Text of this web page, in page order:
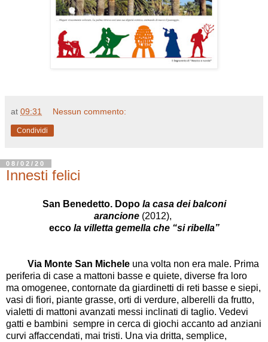
at 09:31 Nessun commento:
Condividi
08/02/20
Innesti felici
San Benedetto. Dopo la casa dei balconi
arancione (2012),
ecco la villetta gemella che “si ribella”
Via Monte San Michele una volta non era male. Prima
periferia di case a mattoni basse e quiete, diverse fra loro
ma omogenee, contornate da giardinetti di reti basse e siepi,
vasi di fiori, piante grasse, orti di verdure, alberelli da frutto,
vialetti di mattoni avanzati messi inclinati di taglio. Vedevi
gatti e bambini sempre in cerca di giochi accanto ad anziani
curvi affaccendati, mai tristi. Una via dritta, semplice,